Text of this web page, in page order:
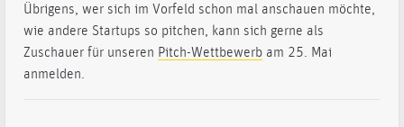
Übrigens, wer sich im Vorfeld schon mal anschauen möchte,
wie andere Startups so pitchen, kann sich gerne als
Zuschauer für unseren Pitch-Wettbewerb am 25. Mai
anmelden.